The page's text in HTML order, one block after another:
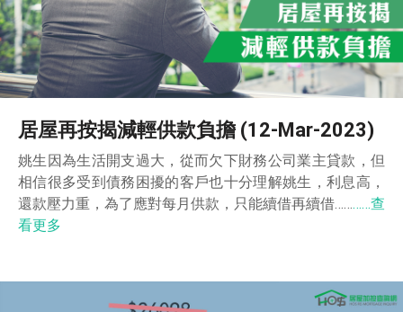
居屋再按揭減輕供款負擔 (12-Mar-2023)
姚生因為生活開支過大，從而欠下財務公司業主貸款，但
相信很多受到債務困擾的客戶也十分理解姚生，利息高，
還款壓力重，為了應對每月供款，只能續借再續借…………查
看更多